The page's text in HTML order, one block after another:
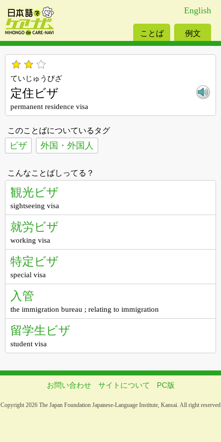
English
ことば 例文
ていじゅうびざ
定住ビザ
permanent residence visa
このことばについているタグ
ビザ 外国・外国人
こんなことばしってる？
観光ビザ
sightseeing visa
就労ビザ
working visa
特定ビザ
special visa
入管
the immigration bureau ; relating to immigration
留学生ビザ
student visa
お問い合わせ サイトについて PC版
Copyright 2026 The Japan Foundation Japanese-Language Institute, Kansai. All right reserved